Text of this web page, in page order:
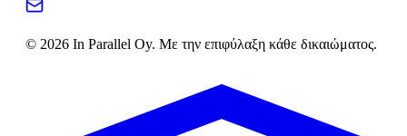
© 2026 In Parallel Oy. Με την επιφύλαξη κάθε δικαιώματος.